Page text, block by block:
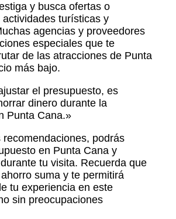
y busca ofertas o
turísticas y
agencias y proveedores
especiales que te
de las atracciones de Punta
más bajo.
el presupuesto, es
dinero durante la
Punta Cana.»
podrás
en Punta Cana y
tu visita. Recuerda que
suma y te permitirá
tu experiencia en este
sin preocupaciones